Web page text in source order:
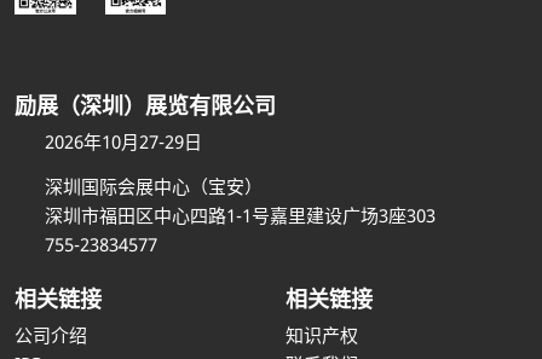
励展（深圳）展览有限公司
2026年10月27-29日
深圳国际会展中心（宝安）
深圳市福田区中心四路1-1号嘉里建设广场3座303
755-23834577
相关链接
公司介绍
相关链接
知识产权